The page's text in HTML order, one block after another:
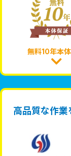
無料10年本
高品質な作